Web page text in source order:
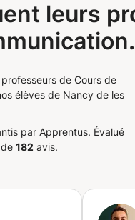
leurs
de Cours de
élèves de Nancy de les
par Apprentus. Évalué
182 avis.